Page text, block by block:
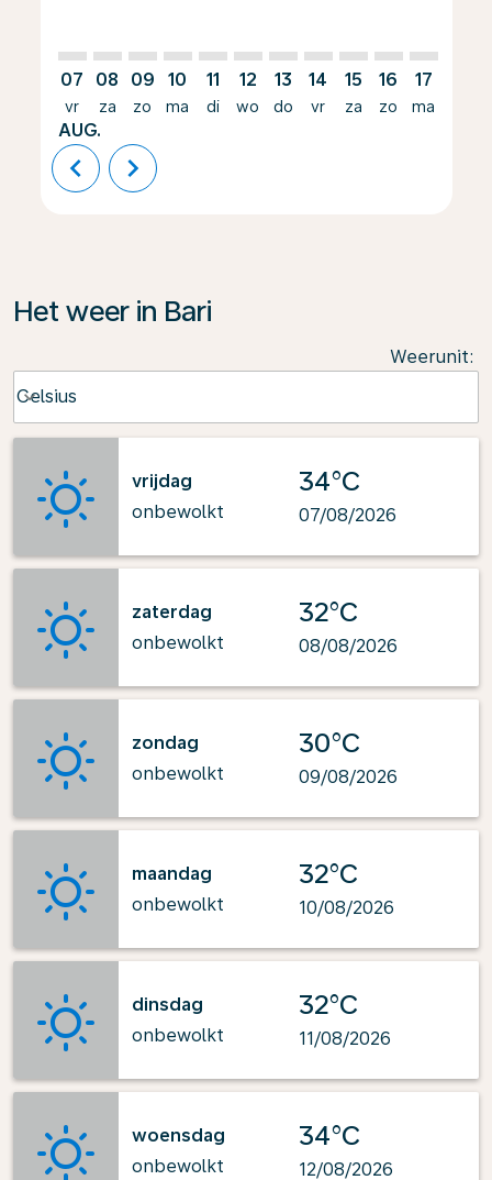
07
vr
AUG.
08
za
09
zo
10
ma
11
di
12
wo
13
do
14
vr
15
za
16
zo
17
ma
chevron_left chevron_right
Het weer in Bari
Weerunit:
Celsius
keyboard_arrow_down
vrijdag
onbewolkt
34°C
07/08/2026
zaterdag
onbewolkt
32°C
08/08/2026
zondag
onbewolkt
30°C
09/08/2026
maandag
onbewolkt
32°C
10/08/2026
dinsdag
onbewolkt
32°C
11/08/2026
woensdag
onbewolkt
34°C
12/08/2026